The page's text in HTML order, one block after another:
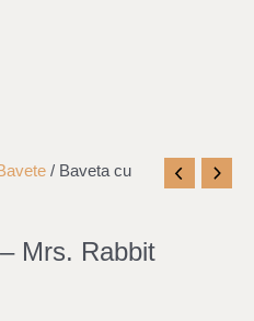
/ Baveta cu
Mrs. Rabbit